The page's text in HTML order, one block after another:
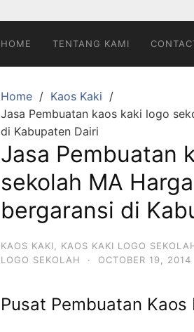
HOME TENTANG KAMI
Home
Kaos Kaki
Jasa Pembuatan kaos kaki logo
di Kabupaten Dairi
Jasa Pembuatan
sekolah MA
bergaransi di
KAOS KAKI KAOS KAKI LOGO
LOGO SEKOLAH
· OCTOBER 19, 2014
Pusat Pembuatan Kaos